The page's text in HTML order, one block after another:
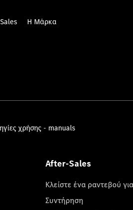
Η Μάρκα
χρήσης - manuals
After-Sales
Κλείστε ένα ραντεβού
Συντήρηση